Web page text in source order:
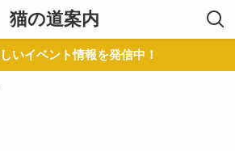
猫の道案内
いイベント情報を発信中！